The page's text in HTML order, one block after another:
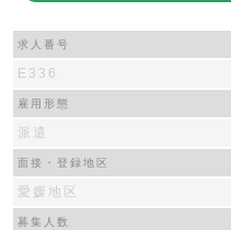
求人番号
E336
雇用形態
派遣
面接・登録地区
愛媛地区
募集人数